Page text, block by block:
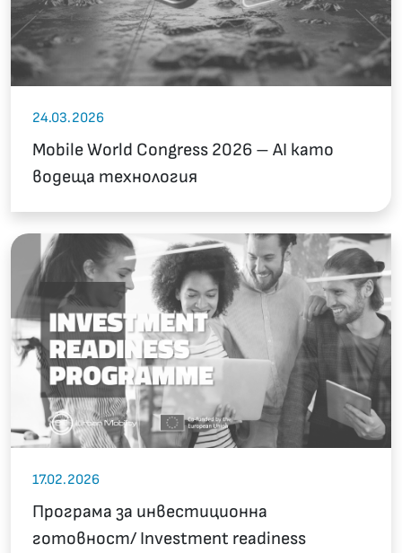
24.03.2026
Mobile World Congress 2026 – AI като
водеща технология
17.02.2026
Програма за инвестиционна
готовност/ Investment readiness